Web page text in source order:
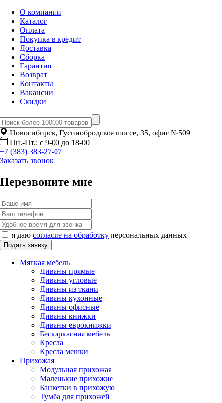
О компании
Каталог
Оплата
Покупка в кредит
Доставка
Сборка
Гарантия
Возврат
Контакты
Вакансии
Скидки
Новосибирск, Гусинобродское шоссе, 35, офис №509
Пн.-Пт.: с 9-00 до 18-00
+7 (383) 383-27-07
Заказать звонок
Перезвоните мне
я даю согласие на обработку персональных данных
Мягкая мебель
Диваны прямые
Диваны угловые
Диваны из ткани
Диваны кухонные
Диваны офисные
Диваны книжки
Диваны еврокнижки
Бескаркасная мебель
Кресла
Кресла мешки
Прихожая
Модульная прихожая
Маленькие прихожие
Банкетки в прихожую
Тумба для прихожей